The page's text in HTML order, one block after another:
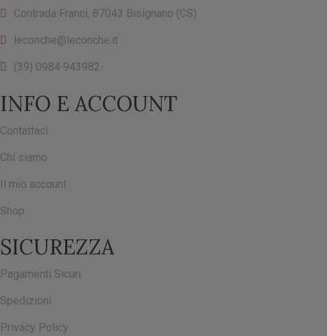
Contrada Franci, 87043 Bisignano (CS)
leconche@leconche.it
(39) 0984 943982
INFO E ACCOUNT
Contattaci
Chi siamo
Il mio account
Shop
SICUREZZA
Pagamenti Sicuri
Spedizioni
Privacy Policy